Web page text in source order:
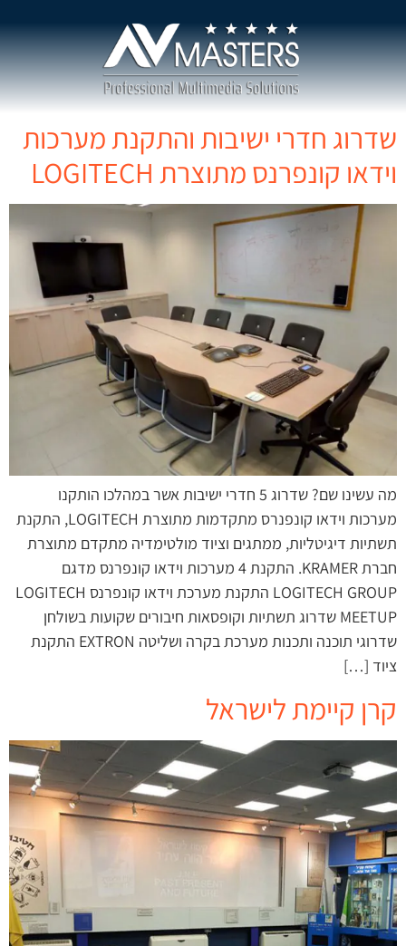
שדרוג חדרי ישיבות והתקנת מערכות
וידאו קונפרנס מתוצרת LOGITECH
מה עשינו שם? שדרוג 5 חדרי ישיבות אשר במהלכו הותקנו
מערכות וידאו קונפנרס מתקדמות מתוצרת LOGITECH, התקנת
תשתיות דיגיטליות, ממתגים וציוד מולטימדיה מתקדם מתוצרת
חברת KRAMER. התקנת 4 מערכות וידאו קונפרנס מדגם
LOGITECH GROUP התקנת מערכת וידאו קונפרנס LOGITECH
MEETUP שדרוג תשתיות וקופסאות חיבורים שקועות בשולחן
שדרוגי תוכנה ותכנות מערכת בקרה ושליטה EXTRON התקנת
ציוד […]
קרן קיימת לישראל